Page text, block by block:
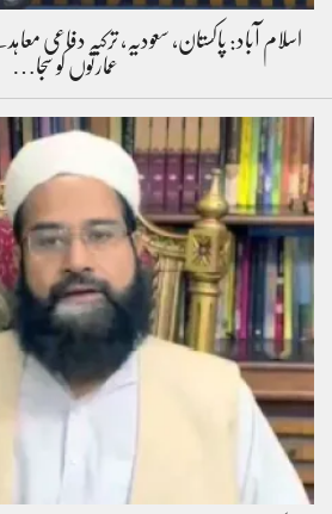
اسلام آباد: پاکستان، سعودیہ، ترکیہ دفاعی
عمارتوں کو سجا…